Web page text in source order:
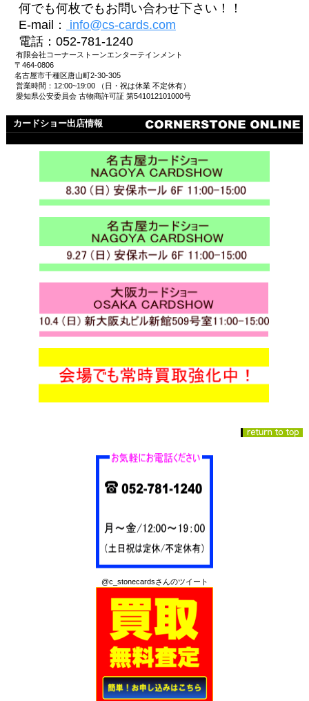
何でも何枚でもお問い合わせ下さい！！
E-mail：
info@cs-cards.com
電話：052-781-1240
有限会社コーナーストーンエンターテインメント
〒464-0806
名古屋市千種区唐山町2-30-305
営業時間：12:00~19:00 （日・祝は休業 不定休有）
愛知県公安委員会 古物商許可証 第541012101000号
カードショー出店情報
@c_stonecardsさんのツイート